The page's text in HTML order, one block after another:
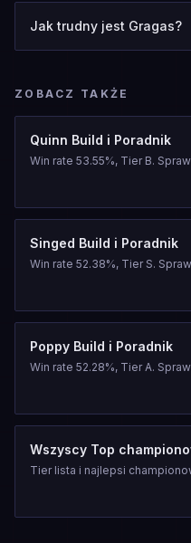
Jak trudny jest Gragas?
ZOBACZ TAKŻE
Quinn Build i Poradnik
Win rate 53.55%, Tier B.
Singed Build i Poradnik
Win rate 52.38%, Tier S.
Poppy Build i Poradnik
Win rate 52.28%, Tier A.
Wszyscy Top
Tier lista i najlepsi